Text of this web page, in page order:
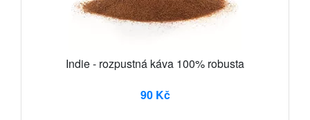
Indie - rozpustná káva 100% robusta
90 Kč